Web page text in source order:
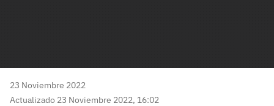
23 Noviembre 2022
Actualizado 23 Noviembre 2022, 16:02